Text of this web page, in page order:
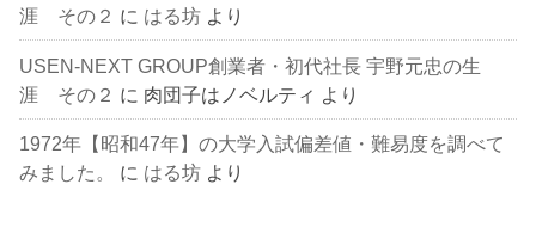
涯 その２ に はる坊 より
USEN-NEXT GROUP創業者・初代社長 宇野元忠の生
涯 その２ に 肉団子はノベルティ より
1972年【昭和47年】の大学入試偏差値・難易度を調べて
みました。
に はる坊 より